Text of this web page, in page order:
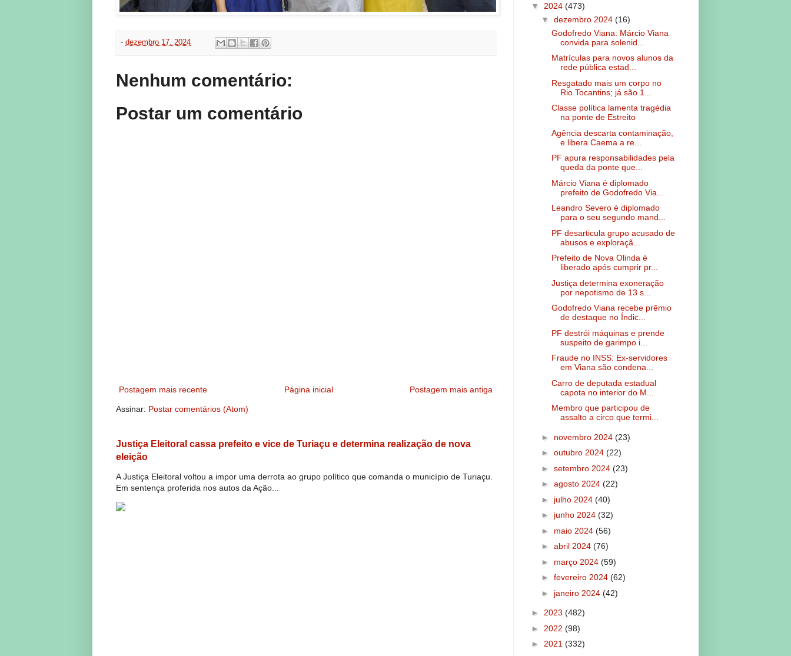
- dezembro 17, 2024
Nenhum comentário:
Postar um comentário
Postagem mais recente Postagem mais antiga
Página inicial
Assinar: Postar comentários (Atom)
Justiça Eleitoral cassa prefeito e vice de Turiaçu e determina realização de nova
eleição
A Justiça Eleitoral voltou a impor uma derrota ao grupo político que comanda o município de Turiaçu.
Em sentença proferida nos autos da Ação...
▼ 2024 (473)
▼ dezembro 2024 (16)
Godofredo Viana: Márcio Viana
convida para solenid...
Matrículas para novos alunos da
rede pública estad...
Resgatado mais um corpo no
Rio Tocantins; já são 1...
Classe política lamenta tragédia
na ponte de Estreito
Agência descarta contaminação,
e libera Caema a re...
PF apura responsabilidades pela
queda da ponte que...
Márcio Viana é diplomado
prefeito de Godofredo Via...
Leandro Severo é diplomado
para o seu segundo mand...
PF desarticula grupo acusado de
abusos e exploraçã...
Prefeito de Nova Olinda é
liberado após cumprir pr...
Justiça determina exoneração
por nepotismo de 13 s...
Godofredo Viana recebe prêmio
de destaque no Índic...
PF destrói máquinas e prende
suspeito de garimpo i...
Fraude no INSS: Ex-servidores
em Viana são condena...
Carro de deputada estadual
capota no interior do M...
Membro que participou de
assalto a circo que termi...
► novembro 2024 (23)
► outubro 2024 (22)
► setembro 2024 (23)
► agosto 2024 (22)
► julho 2024 (40)
► junho 2024 (32)
► maio 2024 (56)
► abril 2024 (76)
► março 2024 (59)
► fevereiro 2024 (62)
► janeiro 2024 (42)
► 2023 (482)
► 2022 (98)
► 2021 (332)